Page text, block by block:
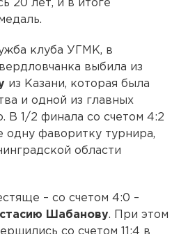
20 лет, и в итоге
клуба УГМК, в
выбила из
из Казани, которая была
и одной из главных
В 1/2 финала со счетом 4:2
одну фаворитку турнира,
области
– со счетом 4:0 –
Шабанову. При этом
со счетом 11:4 в